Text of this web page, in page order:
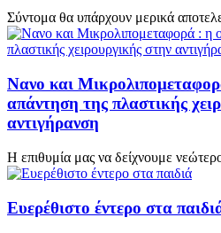
Σύντομα θα υπάρχουν μερικά
Νανο και
απάντηση της πλαστικής
αντιγήρανση
Η επιθυμία μας να δείχνουμε
Ευερέθιστο έντερο στα